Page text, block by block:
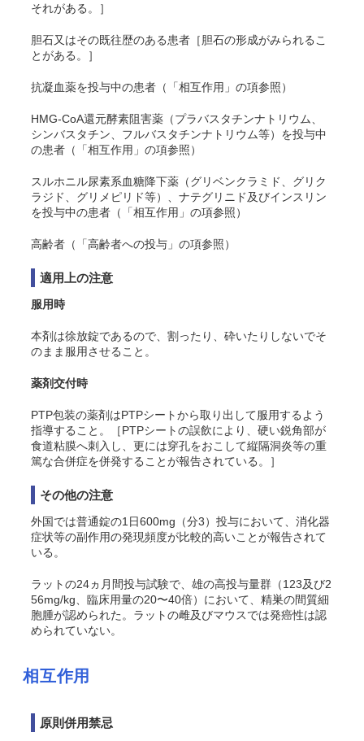
それがある。］
胆石又はその既往歴のある患者［胆石の形成がみられるこ
とがある。］
抗凝血薬を投与中の患者（「相互作用」の項参照）
HMG-CoA還元酵素阻害薬（プラバスタチンナトリウム、
シンバスタチン、フルバスタチンナトリウム等）を投与中
の患者（「相互作用」の項参照）
スルホニル尿素系血糖降下薬（グリベンクラミド、グリク
ラジド、グリメピリド等）、ナテグリニド及びインスリン
を投与中の患者（「相互作用」の項参照）
高齢者（「高齢者への投与」の項参照）
適用上の注意
服用時
本剤は徐放錠であるので、割ったり、砕いたりしないでそ
のまま服用させること。
薬剤交付時
PTP包装の薬剤はPTPシートから取り出して服用するよう
指導すること。［PTPシートの誤飲により、硬い鋭角部が
食道粘膜へ刺入し、更には穿孔をおこして縦隔洞炎等の重
篤な合併症を併発することが報告されている。］
その他の注意
外国では普通錠の1日600mg（分3）投与において、消化器
症状等の副作用の発現頻度が比較的高いことが報告されて
いる。
ラットの24ヵ月間投与試験で、雄の高投与量群（123及び2
56mg/kg、臨床用量の20〜40倍）において、精巣の間質細
胞腫が認められた。ラットの雌及びマウスでは発癌性は認
められていない。
相互作用
原則併用禁忌